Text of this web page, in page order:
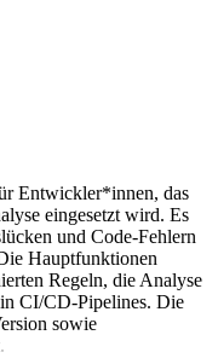
Entwickler*innen, das
eingesetzt wird. Es
und Code-Fehlern
Hauptfunktionen
Regeln, die Analyse
CI/CD-Pipelines. Die
sowie